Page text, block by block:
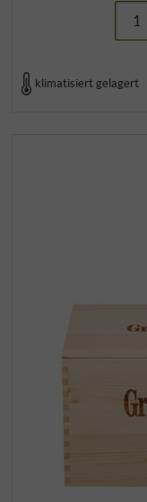
klimatisiert gelagert